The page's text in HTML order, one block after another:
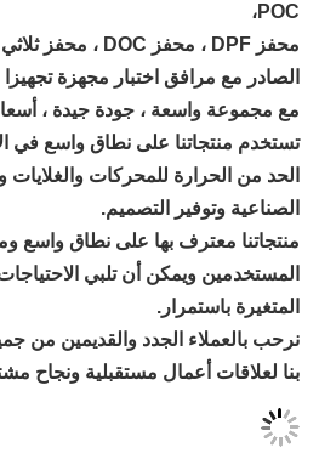
محفز DPF ، محفز DOC ، محفز ثلاثي الاتجاه ، محفز الصرف
تجهيزا جيدا و تقنية قوية القوة.
جيدة ، أسعار معقولة وتصاميم أنيقة ،
واسع في الإصدار
والغلايات وغيرها من التطبيقات
نطاق واسع وموثوق بها من قبل
الاحتياجات الاقتصادية والاجتماعية
من جميع مناحي الحياة للاتصال
ونجاح مشترك!